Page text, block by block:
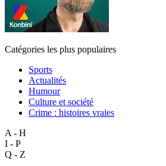
Catégories les plus populaires
Sports
Actualités
Humour
Culture et société
Crime : histoires vraies
A - H
I - P
Q - Z